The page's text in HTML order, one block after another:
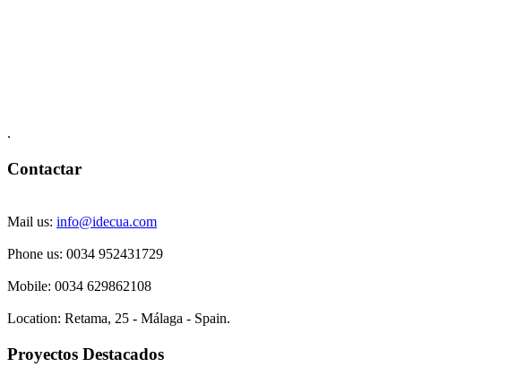
.
Contactar
Mail us: info@idecua.com
Phone us: 0034 952431729
Mobile: 0034 629862108
Location: Retama, 25 - Málaga - Spain.
Proyectos Destacados